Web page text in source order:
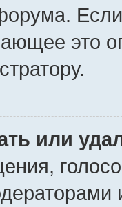
это
или